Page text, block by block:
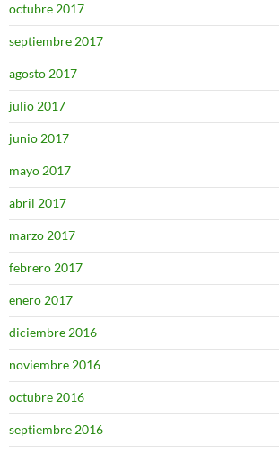
octubre 2017
septiembre 2017
agosto 2017
julio 2017
junio 2017
mayo 2017
abril 2017
marzo 2017
febrero 2017
enero 2017
diciembre 2016
noviembre 2016
octubre 2016
septiembre 2016